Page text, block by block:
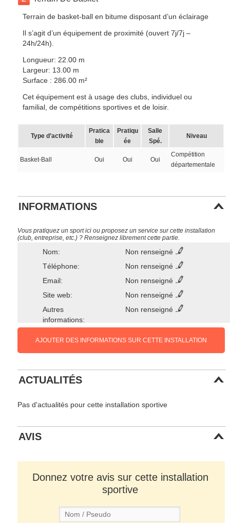
Terrain de basket-ball en bitume disposant d’un éclairage
Il s’agit d’un équipement de proximité (ouvert 7j/7j –
24h/24h).
Longueur: 22.00 m
Largeur: 13.00 m
Surface : 286.00 m²
Cet équipement est à usage des clubs, individuel ou
familial, de compétitions sportives et de loisir.
Type d’activité
Pratica
ble
Pratiqu
ée
Salle
Spé.
Niveau
Basket-Ball Oui Oui Oui
Compétition
départementale
INFORMATIONS
Vous pratiquez un sport ici ou proposez un service sur cette installation
(club, entreprise, etc.) ? Renseignez librement cette partie.
Nom:
Non renseigné
Téléphone:
Non renseigné
Email:
Non renseigné
Site web:
Non renseigné
Autres
informations:
Non renseigné
AJOUTER DES INFORMATIONS SUR CETTE INSTALLATION
ACTUALITÉS
Pas d'actualités pour cette installation sportive
AVIS
Donnez votre avis sur cette installation
sportive